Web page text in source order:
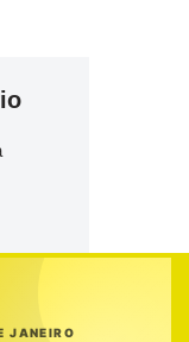
JANEIRO